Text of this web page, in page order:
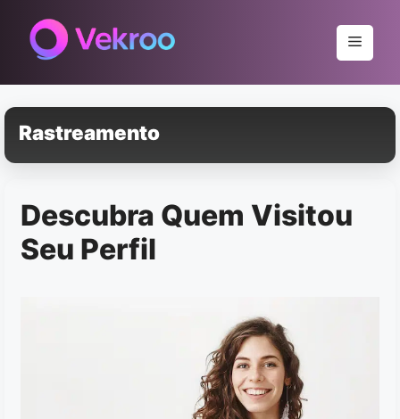
para
Menu
Rastreamento
Descubra Quem Visitou
Seu Perfil